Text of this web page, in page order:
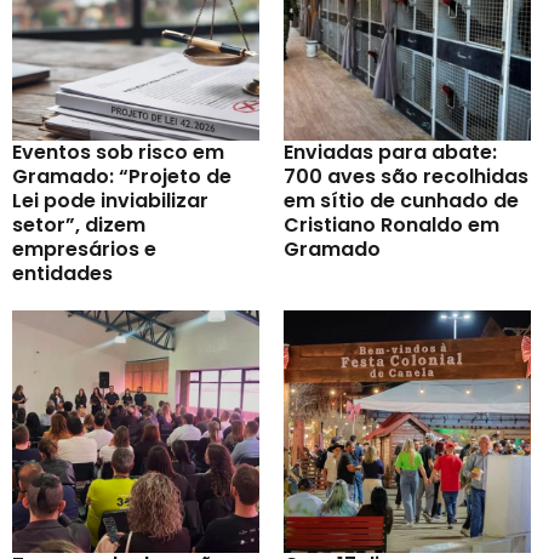
Eventos sob risco em
Gramado: “Projeto de
Lei pode inviabilizar
setor”, dizem
empresários e
entidades
Enviadas para abate:
700 aves são recolhidas
em sítio de cunhado de
Cristiano Ronaldo em
Gramado